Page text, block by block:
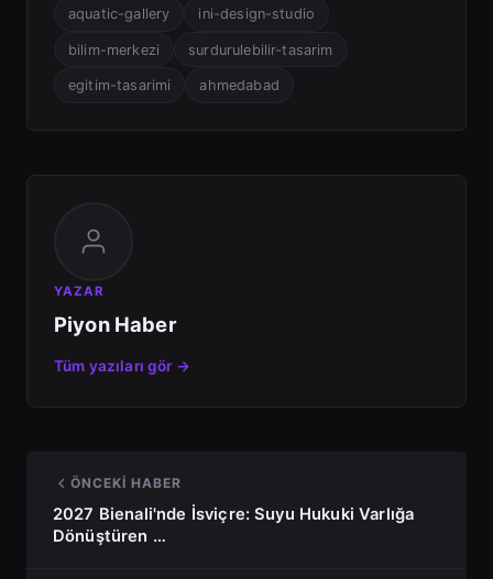
aquatic-gallery ini-design-studio
bilim-merkezi surdurulebilir-tasarim
egitim-tasarimi ahmedabad
YAZAR
Piyon Haber
Tüm yazıları gör →
ÖNCEKI HABER
2027 Bienali'nde İsviçre: Suyu Hukuki Varlığa
Dönüştüren …